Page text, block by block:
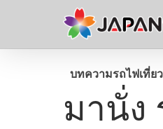
บทความรถไฟเที่ย
มานั่ง